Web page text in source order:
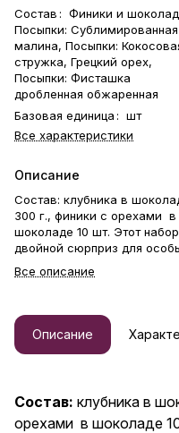
Состав : Финики и
Посыпки: Сублимированная
малина, Посыпки:
стружка, Грецкий орех,
Посыпки: Фисташка
дробленная обжаренная
Базовая единица : шт
Все характеристики
Описание
Состав: клубника в
300 г., финики с орехами в
шоколаде 10 шт. Этот
двойной сюрприз для
свежие цветы и коробочка с
медово-сладкие финики в
благородном шоколаде с
богатым, глубоким вкусом
февраля (День Святого
Валентина), День
Все описание
Описание
Состав: клубника в
орехами в шоколаде